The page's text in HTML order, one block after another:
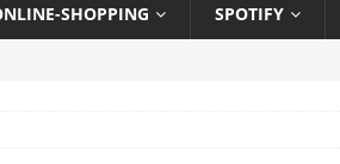
SHOPPING SPOTIFY